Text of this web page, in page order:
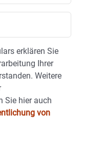
erklären Sie
Ihrer
Weitere
Sie hier auch
von